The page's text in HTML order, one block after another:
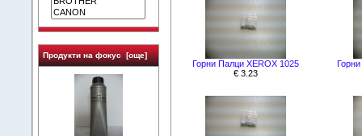
Продукти на фокус [още]
Горни Палци XEROX 1025
€ 3.23